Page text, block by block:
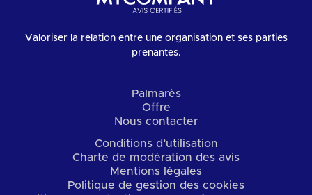
Valoriser la relation entre une organisation et ses parties
prenantes.
Palmarès
Offre
Nous contacter
Conditions d’utilisation
Charte de modération des avis
Mentions légales
Politique de gestion des cookies